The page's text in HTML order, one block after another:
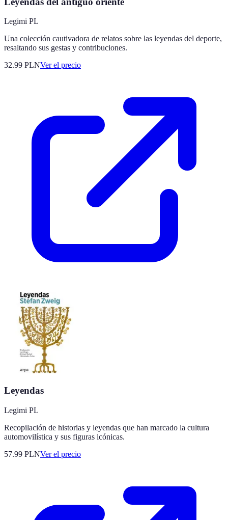
Legimi PL
Una colección cautivadora de relatos sobre las leyendas del deporte,
resaltando sus gestas y contribuciones.
32.99 PLNVer el precio
Leyendas
Legimi PL
Recopilación de historias y leyendas que han marcado la cultura
automovilística y sus figuras icónicas.
57.99 PLNVer el precio